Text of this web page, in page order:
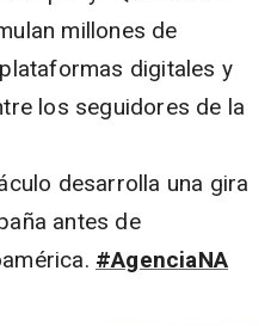
millones de
digitales y
los seguidores de la
desarrolla una gira
antes de
#AgenciaNA